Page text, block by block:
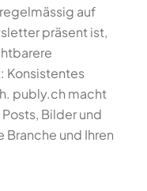
auf
präsent ist,
Konsistentes
publy.ch macht
Bilder und
und Ihren